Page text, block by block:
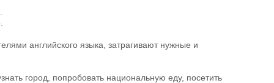
английского языка, затрагивают нужные и
город, попробовать национальную еду, посетить